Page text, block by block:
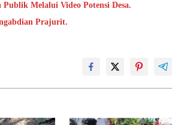
Melalui Video Potensi Desa.
Prajurit.